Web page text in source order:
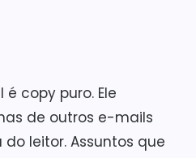
copy puro. Ele
de outros e-mails
leitor. Assuntos que